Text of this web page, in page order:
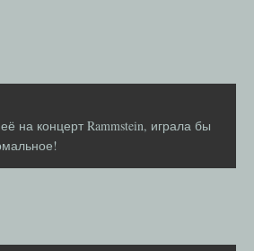
на концерт Rammstein, играла бы